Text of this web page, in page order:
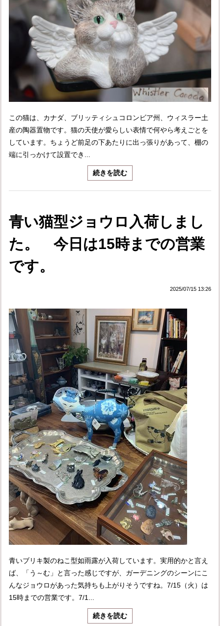
この猫は、カナダ、ブリッティシュコロンビア州、ウィスラー土
産の陶器置物です。猫の天使が愛らしい表情で何やら考えごとを
しています。ちょうど前足の下あたりに出っ張りがあって、棚の
端に引っかけて設置でき...
続きを読む
青い猫型ジョウロ入荷しまし
た。 今日は15時までの営業
です。
2025/07/15 13:26
青いブリキ製のねこ型如雨露が入荷しています。実用的かと言え
ば、「う～む」と言った感じですが、ガーデニングのシーンにこ
んなジョウロがあった気持ちも上がりそうですね。7/15（火）は
15時までの営業です。7/1...
続きを読む